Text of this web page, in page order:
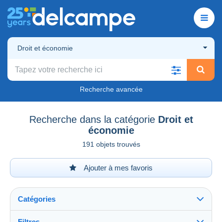
Droit et économie
Recherche avancée
Recherche dans la catégorie Droit et
économie
191 objets trouvés
Ajouter à mes favoris
Catégories